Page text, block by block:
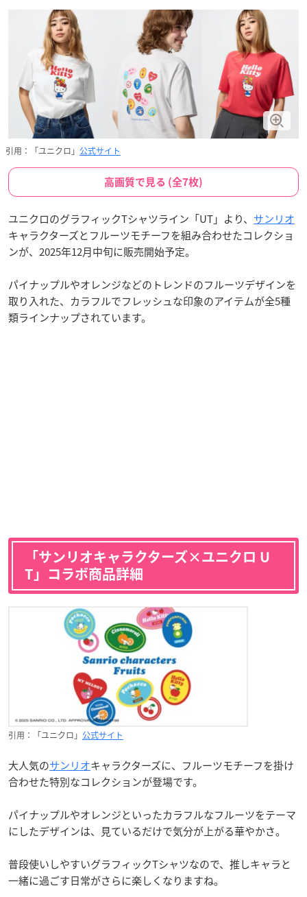
引用：「ユニクロ」 公式サイト
高画質で見る (全7枚)
ユニクロのグラフィックTシャツライン「UT」より、 サンリオ
キャラクターズとフルーツモチーフを組み合わせたコレクショ
ンが、2025年12月中旬に販売開始予定。
パイナップルやオレンジなどのトレンドのフルーツデザインを
取り入れた、カラフルでフレッシュな印象のアイテムが全5種
類ラインナップされています。
「サンリオキャラクターズ×ユニクロ U
T」コラボ商品詳細
引用：「ユニクロ」 公式サイト
大人気のサンリオキャラクターズに、フルーツモチーフを掛け
合わせた特別なコレクションが登場です。
パイナップルやオレンジといったカラフルなフルーツをテーマ
にしたデザインは、見ているだけで気分が上がる華やかさ。
普段使いしやすいグラフィックTシャツなので、推しキャラと
一緒に過ごす日常がさらに楽しくなりますね。